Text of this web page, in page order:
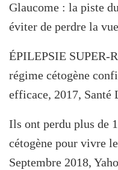
[8] Glaucome : la piste
éviter de perdre la
[9] ÉPILEPSIE
régime cétogène
efficace, 2017, Santé
[10] Ils ont perdu plus
cétogène pour vivre
Septembre 2018,